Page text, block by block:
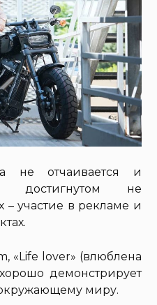
не отчаивается и
достигнутом не
– участие в рекламе и
«Life lover» (влюблена
демонстрирует
миру.